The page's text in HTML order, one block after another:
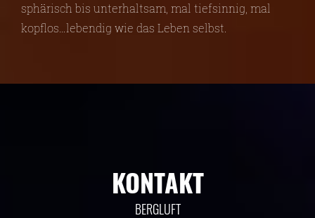
sphärisch bis unterhaltsam, mal tiefsinnig, mal
kopflos…lebendig wie das Leben selbst.
KONTAKT
BERGLUFT